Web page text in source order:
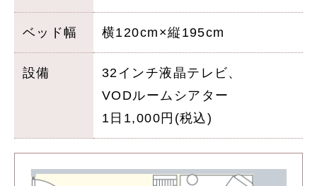
ベッド幅 横120cm×縦195cm
設備
32インチ液晶テレビ、
VODルームシアター
1日1,000円(税込)